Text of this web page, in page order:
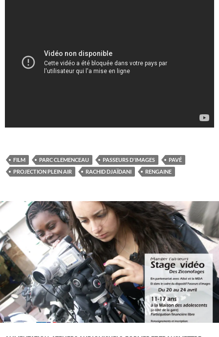
FILM PARC CLEMENCEAU PASSEURS D'IMAGES
PAVÉ
PROJECTION PLEIN AIR
RACHID DJAÏDANI RENGAINE